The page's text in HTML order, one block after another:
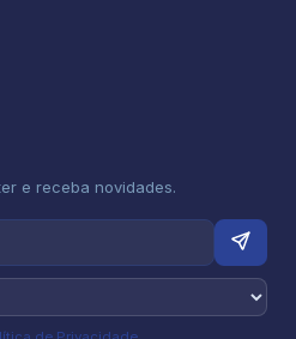
e receba novidades.